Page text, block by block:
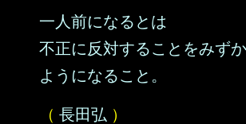
一人前になるとは
不正に反対することをみず
ようになること。
（ 長田弘 ）